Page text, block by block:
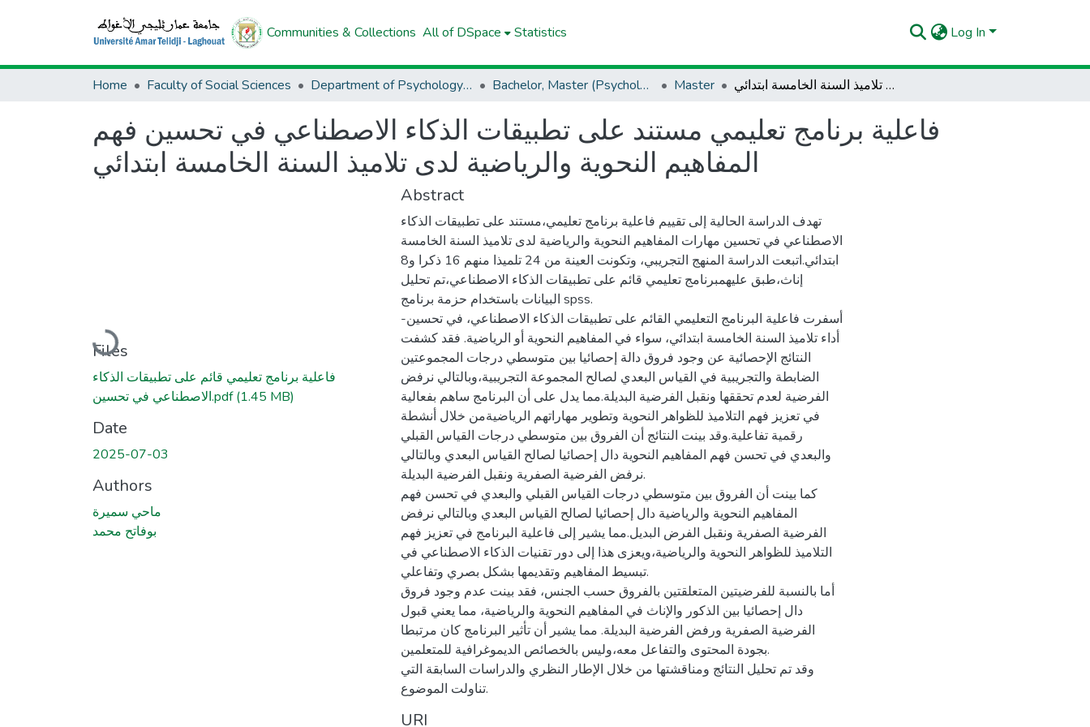
Communities & Collections All of DSpace Statistics Log In
Home Faculty of Social Sciences Department of Psychology And Educational Sciences And Orthoponia Bachelor, Master (Psychology And Educational Sciences And Orthoponia) Master فاعلية برنامج تعليمي مستند على تطبيقات الذكاء الاصطناعي في تحسين فهم المفاهيم النحوية والرياضية لدى تلاميذ السنة الخامسة ابتدائي
فاعلية برنامج تعليمي مستند على تطبيقات الذكاء الاصطناعي في تحسين فهم
المفاهيم النحوية والرياضية لدى تلاميذ السنة الخامسة ابتدائي
Loading...
Files
فاعلية برنامج تعليمي قائم على تطبيقات الذكاء
الاصطناعي في تحسين.pdf(1.45 MB)
Date
2025-07-03
Authors
ماحي سميرة
بوفاتح محمد
Abstract
تهدف الدراسة الحالية إلى تقييم فاعلية برنامج تعليمي،مستند على تطبيقات الذكاء
الاصطناعي في تحسين مهارات المفاهيم النحوية والرياضية لدى تلاميذ السنة الخامسة
ابتدائي.اتبعت الدراسة المنهج التجريبي، وتكونت العينة من 24 تلميذا منهم 16 ذكرا و8
إناث،طبق عليهمبرنامج تعليمي قائم على تطبيقات الذكاء الاصطناعي،تم تحليل
البيانات باستخدام حزمة برنامج spss.
-أسفرت فاعلية البرنامج التعليمي القائم على تطبيقات الذكاء الاصطناعي، في تحسين
أداء تلاميذ السنة الخامسة ابتدائي، سواء في المفاهيم النحوية أو الرياضية. فقد كشفت
النتائج الإحصائية عن وجود فروق دالة إحصائيا بين متوسطي درجات المجموعتين
الضابطة والتجريبية في القياس البعدي لصالح المجموعة التجريبية،وبالتالي نرفض
الفرضية لعدم تحققها ونقبل الفرضية البديلة.مما يدل على أن البرنامج ساهم بفعالية
في تعزيز فهم التلاميذ للظواهر النحوية وتطوير مهاراتهم الرياضيةمن خلال أنشطة
رقمية تفاعلية.وقد بينت النتائج أن الفروق بين متوسطي درجات القياس القبلي
والبعدي في تحسن فهم المفاهيم النحوية دال إحصائيا لصالح القياس البعدي وبالتالي
نرفض الفرضية الصفرية ونقبل الفرضية البديلة.
كما بينت أن الفروق بين متوسطي درجات القياس القبلي والبعدي في تحسن فهم
المفاهيم النحوية والرياضية دال إحصائيا لصالح القياس البعدي وبالتالي نرفض
الفرضية الصفرية ونقبل الفرض البديل.مما يشير إلى فاعلية البرنامج في تعزيز فهم
التلاميذ للظواهر النحوية والرياضية،ويعزى هذا إلى دور تقنيات الذكاء الاصطناعي في
تبسيط المفاهيم وتقديمها بشكل بصري وتفاعلي.
أما بالنسبة للفرضيتين المتعلقتين بالفروق حسب الجنس، فقد بينت عدم وجود فروق
دال إحصائيا بين الذكور والإناث في المفاهيم النحوية والرياضية، مما يعني قبول
الفرضية الصفرية ورفض الفرضية البديلة. مما يشير أن تأثير البرنامج كان مرتبطا
بجودة المحتوى والتفاعل معه،وليس بالخصائص الديموغرافية للمتعلمين.
وقد تم تحليل النتائج ومناقشتها من خلال الإطار النظري والدراسات السابقة التي
تناولت الموضوع.
URI